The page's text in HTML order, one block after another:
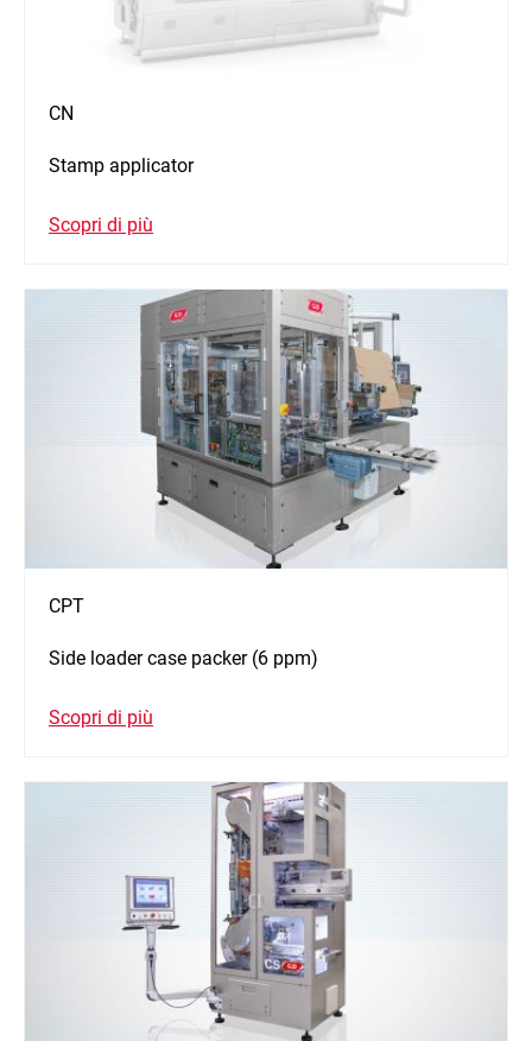
CN
Stamp applicator
Scopri di più
CPT
Side loader case packer (6 ppm)
Scopri di più